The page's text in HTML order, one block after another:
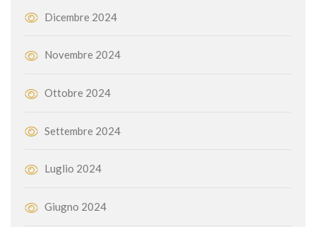
Dicembre 2024
Novembre 2024
Ottobre 2024
Settembre 2024
Luglio 2024
Giugno 2024